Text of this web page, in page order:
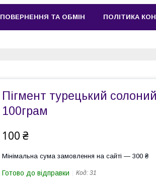
ПОВЕРНЕННЯ ТА ОБМІН ПОЛІТИКА
Пігмент турецький солоний
100грам
100 ₴
Мінімальна сума замовлення на сайті — 300 ₴
Готово до відправки Код: 31